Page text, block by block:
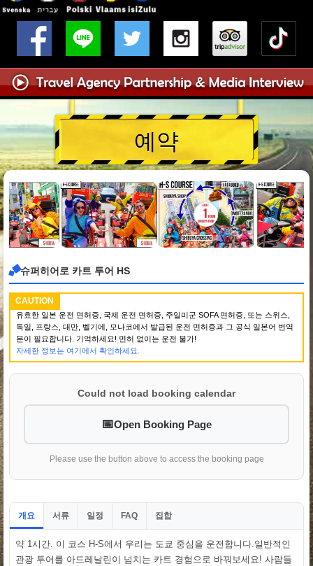
예약
슈퍼히어로 카트 투어 HS
CAUTION
유효한 일본 운전 면허증, 국제 운전 면허증, 주일미군 SOFA 면허증, 또는 스위스,
독일, 프랑스, 대만, 벨기에, 모나코에서 발급된 운전 면허증과 그 공식 일본어 번역
본이 필요합니다. 기억하세요! 면허 없이는 운전 불가!
자세한 정보는 여기에서 확인하세요.
Could not load booking calendar
Open Booking Page
Please use the button above to access the booking page
개요 서류 일정 FAQ 집합
약 1시간. 이 코스 H-S에서 우리는 도쿄 중심을 운전합니다.일반적인
관광 투어를 아드레날린이 넘치는 카트 경험으로 바꿔보세요! 사람들